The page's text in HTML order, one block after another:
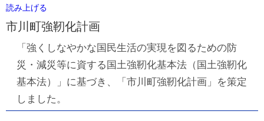
読み上げる
市川町強靭化計画
「強くしなやかな国民生活の実現を図るための防
災・減災等に資する国土強靭化基本法（国土強靭化
基本法）」に基づき、「市川町強靭化計画」を策定
しました。